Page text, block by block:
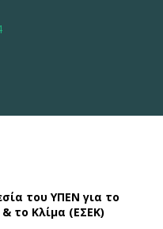
του ΥΠΕΝ για το
& το Κλίμα (ΕΣΕΚ)